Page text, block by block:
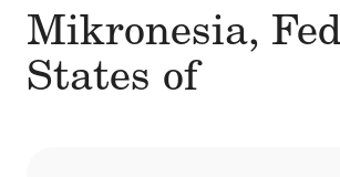
Mikronesia,
States of